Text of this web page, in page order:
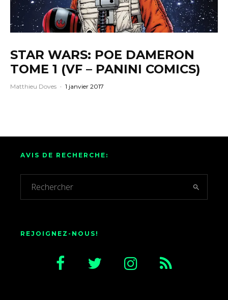
STAR WARS: POE DAMERON
TOME 1 (VF – PANINI COMICS)
Matthieu Doves · 1 janvier 2017
AVIS DE RECHERCHE:
REJOIGNEZ-NOUS!